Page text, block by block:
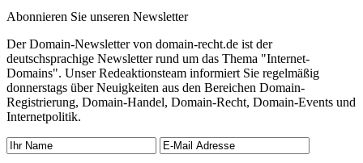
Abonnieren Sie unseren Newsletter
Der Domain-Newsletter von domain-recht.de ist der
deutschsprachige Newsletter rund um das Thema "Internet-
Domains". Unser Redeaktionsteam informiert Sie regelmäßig
donnerstags über Neuigkeiten aus den Bereichen Domain-
Registrierung, Domain-Handel, Domain-Recht, Domain-Events und
Internetpolitik.